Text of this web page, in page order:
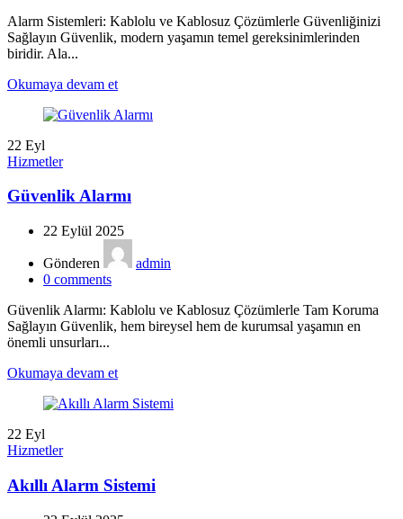
Alarm Sistemleri: Kablolu ve Kablosuz Çözümlerle Güvenliğinizi
Sağlayın Güvenlik, modern yaşamın temel gereksinimlerinden
biridir. Ala...
Okumaya devam et
22 Eyl
Hizmetler
Güvenlik Alarmı
22 Eylül 2025
Gönderen
admin
0 comments
Güvenlik Alarmı: Kablolu ve Kablosuz Çözümlerle Tam Koruma
Sağlayın Güvenlik, hem bireysel hem de kurumsal yaşamın en
önemli unsurları...
Okumaya devam et
22 Eyl
Hizmetler
Akıllı Alarm Sistemi